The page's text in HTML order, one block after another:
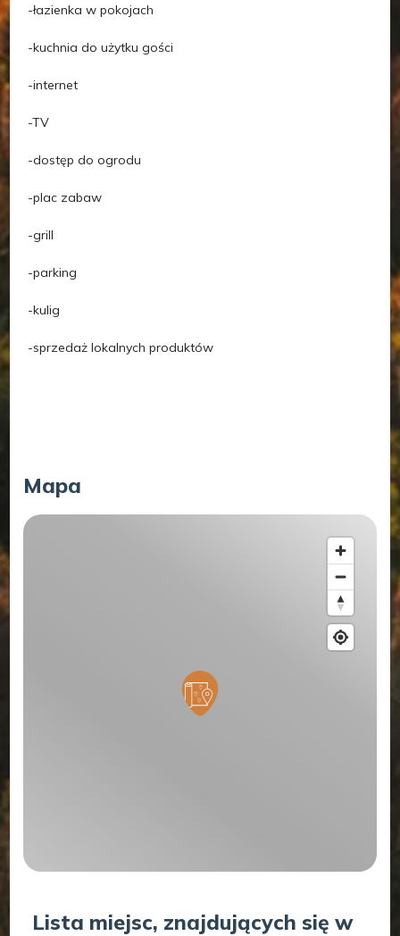
-łazienka w pokojach
-kuchnia do użytku gości
-internet
-TV
-dostęp do ogrodu
-plac zabaw
-grill
-parking
-kulig
-sprzedaż lokalnych produktów
Mapa
Lista miejsc, znajdujących się w